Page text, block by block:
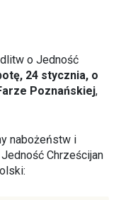
o Jedność
24 stycznia, o
Poznańskiej,
nabożeństw i
Chrześcijan